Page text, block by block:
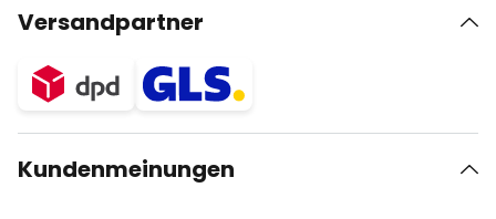
Versandpartner
Kundenmeinungen